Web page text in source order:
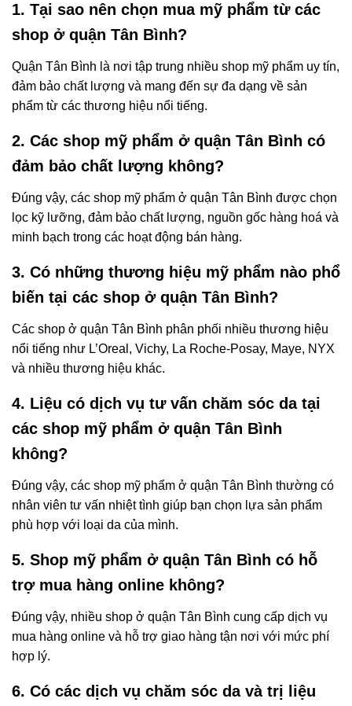
1. Tại sao nên chọn mua mỹ phẩm từ các
shop ở quận Tân Bình?
Quận Tân Bình là nơi tập trung nhiều shop mỹ phẩm uy tín,
đảm bảo chất lượng và mang đến sự đa dạng về sản
phẩm từ các thương hiệu nổi tiếng.
2. Các shop mỹ phẩm ở quận Tân Bình có
đảm bảo chất lượng không?
Đúng vậy, các shop mỹ phẩm ở quận Tân Bình được chọn
lọc kỹ lưỡng, đảm bảo chất lượng, nguồn gốc hàng hoá và
minh bạch trong các hoạt động bán hàng.
3. Có những thương hiệu mỹ phẩm nào phổ
biến tại các shop ở quận Tân Bình?
Các shop ở quận Tân Bình phân phối nhiều thương hiệu
nổi tiếng như L’Oreal, Vichy, La Roche-Posay, Maye, NYX
và nhiều thương hiệu khác.
4. Liệu có dịch vụ tư vấn chăm sóc da tại
các shop mỹ phẩm ở quận Tân Bình
không?
Đúng vậy, các shop mỹ phẩm ở quận Tân Bình thường có
nhân viên tư vấn nhiệt tình giúp bạn chọn lựa sản phẩm
phù hợp với loại da của mình.
5. Shop mỹ phẩm ở quận Tân Bình có hỗ
trợ mua hàng online không?
Đúng vậy, nhiều shop ở quận Tân Bình cung cấp dịch vụ
mua hàng online và hỗ trợ giao hàng tận nơi với mức phí
hợp lý.
6. Có các dịch vụ chăm sóc da và trị liệu